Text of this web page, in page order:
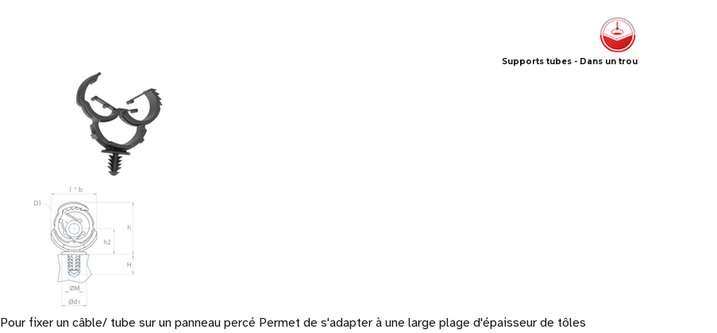
Supports tubes - Dans un trou
Pour fixer un câble/ tube sur un panneau percé Permet de s'adapter à une large plage d'épaisseur de tôles